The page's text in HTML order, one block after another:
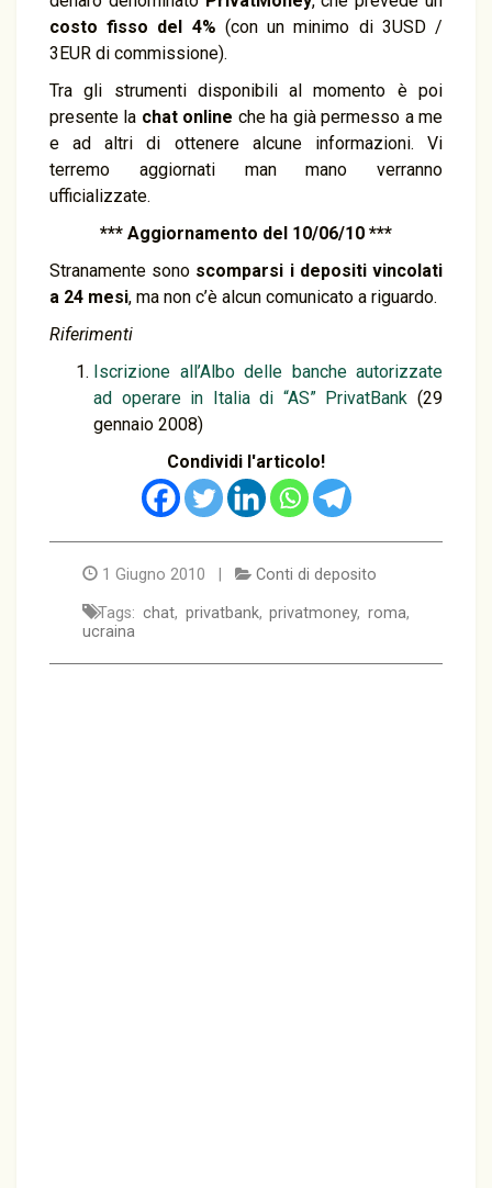
costo fisso del 4% (con un minimo di 3USD /
3EUR di commissione).
Tra gli strumenti disponibili al momento è poi
presente la chat online che ha già permesso a me
e ad altri di ottenere alcune informazioni. Vi
terremo aggiornati man mano verranno
ufficializzate.
*** Aggiornamento del 10/06/10 ***
Stranamente sono scomparsi i depositi vincolati
a 24 mesi, ma non c’è alcun comunicato a riguardo.
Riferimenti
Iscrizione all’Albo delle banche autorizzate
ad operare in Italia di “AS” PrivatBank (29
gennaio 2008)
Condividi l'articolo!
1 Giugno 2010 | Conti di deposito
Tags: chat, privatbank,privatmoney, roma,
ucraina